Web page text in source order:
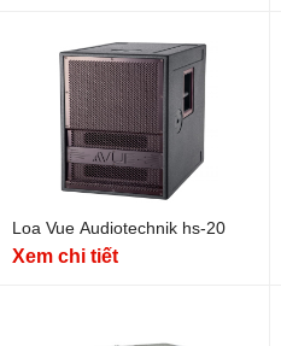
Loa Vue Audiotechnik hs-20
Xem chi tiết